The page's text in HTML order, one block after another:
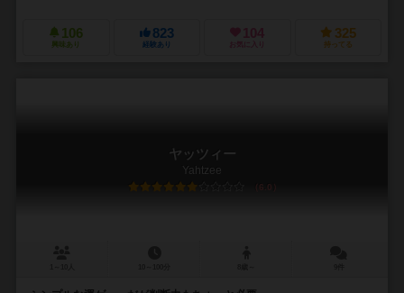
106
興味あり
823
経験あり
104
お気に入り
325
持ってる
ヤッツィー
Yahtzee
6.0